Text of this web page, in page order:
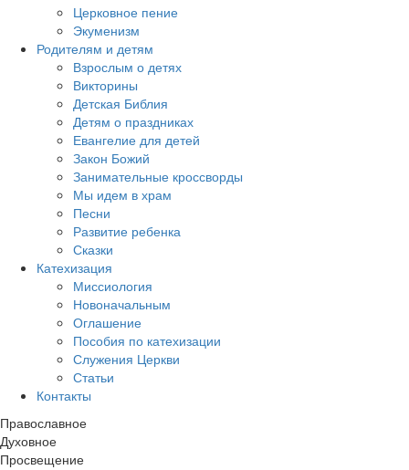
Церковное пение
Экуменизм
Родителям и детям
Взрослым о детях
Викторины
Детская Библия
Детям о праздниках
Евангелие для детей
Закон Божий
Занимательные кроссворды
Мы идем в храм
Песни
Развитие ребенка
Сказки
Катехизация
Миссиология
Новоначальным
Оглашение
Пособия по катехизации
Служения Церкви
Статьи
Контакты
Православное
Духовное
Просвещение